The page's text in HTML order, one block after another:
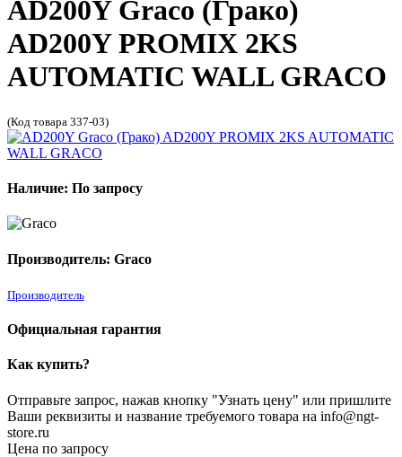
AD200Y Graco (Грако)
AD200Y PROMIX 2KS
AUTOMATIC WALL GRACO
(Код товара 337-03)
Наличие: По запросу
Производитель: Graco
Производитель
Официальная гарантия
Как купить?
Отправьте запрос, нажав кнопку "Узнать цену" или пришлите
Ваши реквизиты и название требуемого товара на info@ngt-
store.ru
Цена по запросу